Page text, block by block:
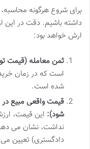
برای شروع هرگونه محاسبه،
داشته باشیم. دقت در این
ارش خواهد بود:
ثمن معامله (قیمت
است که در زمان خرید
شده است.
قیمت واقعی مبیع
شود): این قیمت،
نداشت، نشان می
دادگستری) تعیین